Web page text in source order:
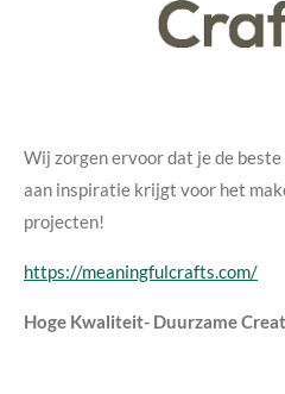
Wij zorgen ervoor dat je de
aan inspiratie krijgt voor het
projecten!
https://meaningfulcrafts.com/
Hoge Kwaliteit- Duurzame